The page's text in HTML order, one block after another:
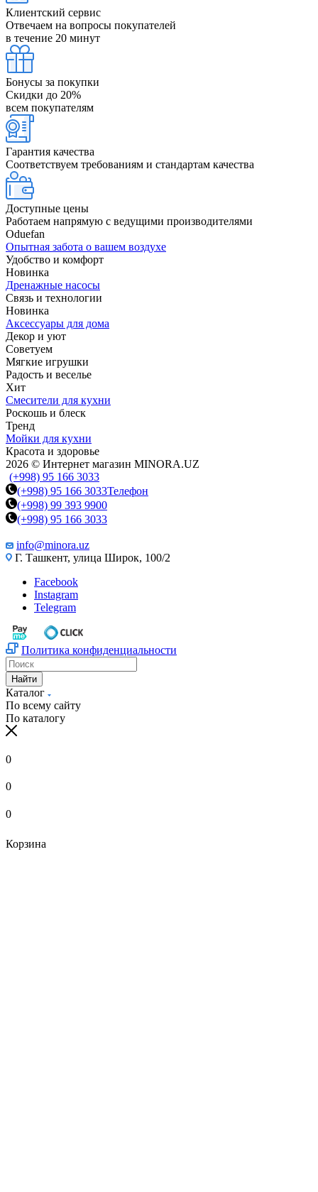
Клиентский сервис
Отвечаем на вопросы покупателей
в течение 20 минут
Бонусы за покупки
Скидки до 20%
всем покупателям
Гарантия качества
Соответствуем требованиям и стандартам качества
Доступные цены
Работаем напрямую с ведущими производителями
Oduefan
Опытная забота о вашем воздухе
Удобство и комфорт
Новинка
Дренажные насосы
Связь и технологии
Новинка
Аксессуары для дома
Декор и уют
Советуем
Мягкие игрушки
Радость и веселье
Хит
Смесители для кухни
Роскошь и блеск
Тренд
Мойки для кухни
Красота и здоровье
2026 © Интернет магазин MINORA.UZ
(+998) 95 166 3033
(+998) 95 166 3033Телефон
(+998) 99 393 9900
(+998) 95 166 3033
info@minora.uz
Г. Ташкент, улица Широк, 100/2
Facebook
Instagram
Telegram
Политика конфиденциальности
Найти
Каталог
По всему сайту
По каталогу
0
0
0
Корзина